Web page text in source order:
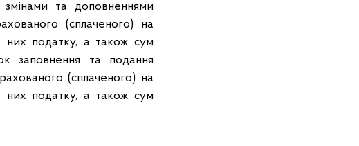
та доповненнями
(сплаченого) на
них податку, а також сум
заповнення та подання
(сплаченого) на
них податку, а також сум